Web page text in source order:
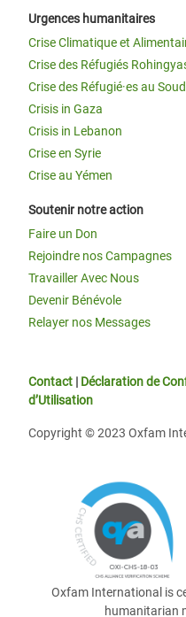
Urgences humanitaires
Crise Climatique et
Crise des Réfugiés
Crise des Réfugié·es au
Crisis in Gaza
Crisis in Lebanon
Crise en Syrie
Crise au Yémen
Soutenir notre action
Faire un Don
Rejoindre nos Campagnes
Travailler Avec Nous
Devenir Bénévole
Relayer nos Messages
Contact | Déclaration de
d’Utilisation
Copyright © 2023 Oxfam
Oxfam International is
humanitarian